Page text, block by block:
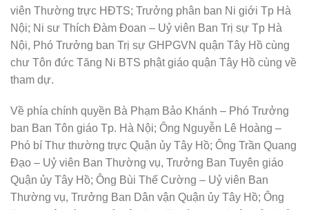
viên Thường trực HĐTS; Trưởng phân ban Ni giới Tp Hà
Nội; Ni sư Thích Đàm Đoan – Uỷ viên Ban Trị sự Tp Hà
Nội, Phó Trưởng ban Trị sự GHPGVN quận Tây Hồ cùng
chư Tôn đức Tăng Ni BTS phật giáo quận Tây Hồ cùng về
tham dự.
Về phía chính quyền Bà Phạm Bảo Khánh – Phó Trưởng
ban Ban Tôn giáo Tp. Hà Nội; Ông Nguyễn Lê Hoàng –
Phó bí Thư thường trực Quận ủy Tây Hồ; Ông Trần Quang
Đạo – Uỷ viên Ban Thường vụ, Trưởng Ban Tuyên giáo
Quận ủy Tây Hồ; Ông Bùi Thế Cường – Uỷ viên Ban
Thường vụ, Trưởng Ban Dân vận Quận ủy Tây Hồ; Ông